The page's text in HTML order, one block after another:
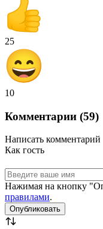
25
10
Комментарии (59)
Написать комментарий
Как гость
Нажимая на кнопку
правилами.